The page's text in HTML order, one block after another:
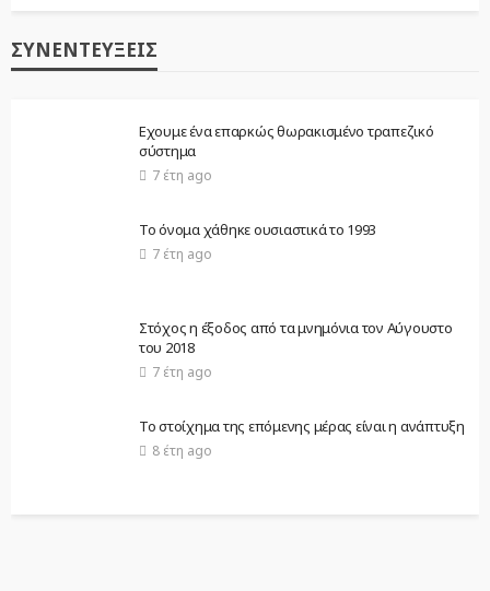
ΣΥΝΕΝΤΕΎΞΕΙΣ
Εχουμε ένα επαρκώς θωρακισμένο τραπεζικό
σύστημα
7 έτη ago
Το όνομα χάθηκε ουσιαστικά το 1993
7 έτη ago
Στόχος η έξοδος από τα μνημόνια τον Αύγουστο
του 2018
7 έτη ago
Το στοίχημα της επόμενης μέρας είναι η ανάπτυξη
8 έτη ago